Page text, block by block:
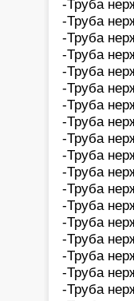
-Труба
-Труба
-Труба
-Труба
-Труба
-Труба
-Труба
-Труба
-Труба
-Труба
-Труба
-Труба
-Труба
-Труба
-Труба
-Труба
-Труба
-Труба